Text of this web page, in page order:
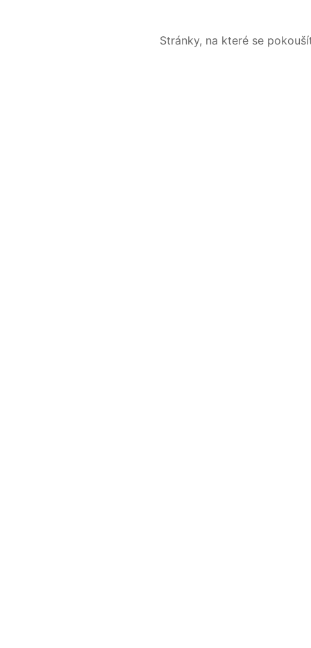
Stránky, na které se